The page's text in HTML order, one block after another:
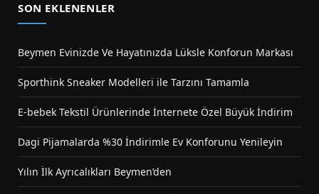
SON EKLENENLER
Beymen Evinizde Ve Hayatınızda Lüksle Konforun Markası
Sporthink Sneaker Modelleri ile Tarzını Tamamla
E-bebek Tekstil Ürünlerinde İnternete Özel Büyük İndirim
Dagi Pijamalarda %30 İndirimle Ev Konforunu Yenileyin
Yılın İlk Ayrıcalıkları Beymen’den